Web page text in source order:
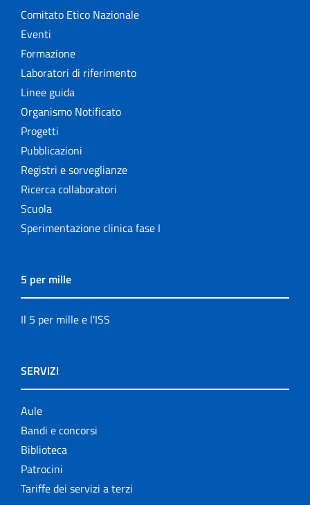
Comitato Etico Nazionale
Eventi
Formazione
Laboratori di riferimento
Linee guida
Organismo Notificato
Progetti
Pubblicazioni
Registri e sorveglianze
Ricerca collaboratori
Scuola
Sperimentazione clinica fase I
5 per mille
Il 5 per mille e l'ISS
SERVIZI
Aule
Bandi e concorsi
Biblioteca
Patrocini
Tariffe dei servizi a terzi